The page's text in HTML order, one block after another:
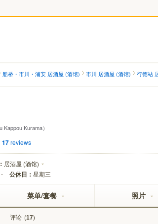
船桥・市川・浦安 居酒屋 (酒馆) 市川 居酒屋 (酒馆) 行德站
Kappou Kurama）
17reviews
居酒屋 (酒馆)
- 公休日： 星期三
菜单/套餐 照片
评论 (17)